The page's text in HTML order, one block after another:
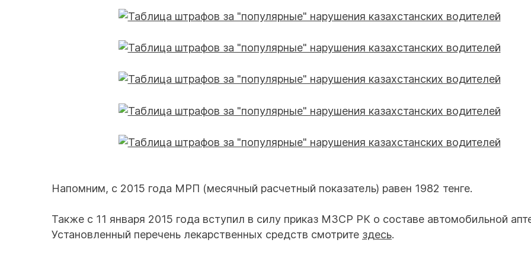
Напомним, с 2015 года МРП (месячный расчетный показатель) равен 1982 тенге.
Также с 11 января 2015 года вступил в силу приказ МЗСР РК о составе автомобильной
Установленный перечень лекарственных средств смотрите здесь.